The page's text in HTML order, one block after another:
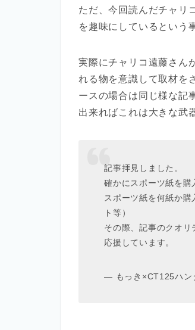
ただ、今回読んだチャリ
を趣味にしているという
実際にチャリコ遠藤さん
れる物を意識して取材を
ースの場合は同じ様な記
出来ればこれは大きな武
記事拝見しました。
確かにスポーツ紙を購
スポーツ紙を何紙か
ト等）
その際、記事のクオ
応援しています。
— もっき×CT125ハン